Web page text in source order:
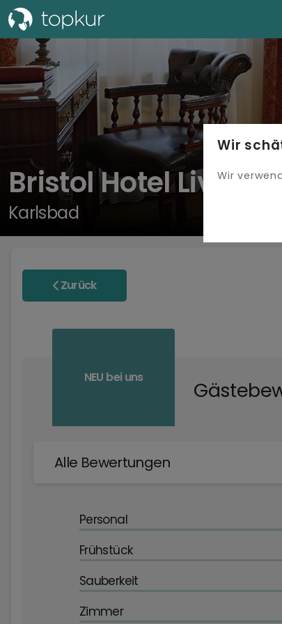
Bristol Hotel Livia
Karlsbad
Zurück
NEU bei uns
Alle Bewertungen
Personal
Frühstück
Sauberkeit
Zimmer
Wir
Wir